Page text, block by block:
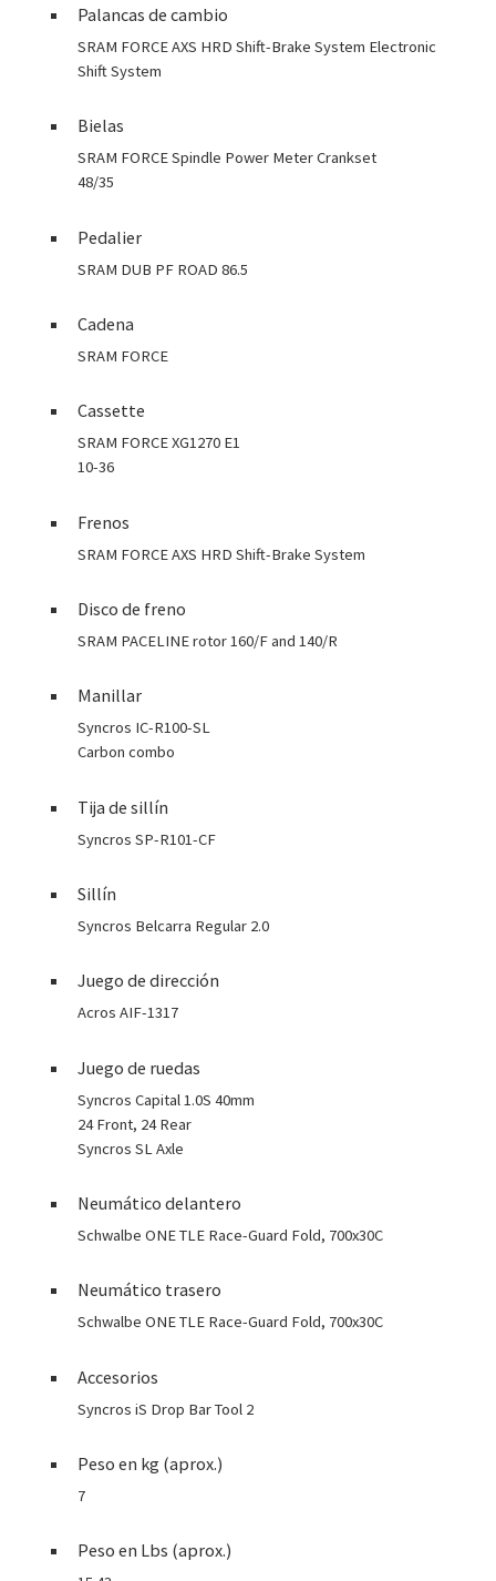
Palancas de cambio
SRAM FORCE AXS HRD Shift-Brake System Electronic
Shift System
Bielas
SRAM FORCE Spindle Power Meter Crankset
48/35
Pedalier
SRAM DUB PF ROAD 86.5
Cadena
SRAM FORCE
Cassette
SRAM FORCE XG1270 E1
10-36
Frenos
SRAM FORCE AXS HRD Shift-Brake System
Disco de freno
SRAM PACELINE rotor 160/F and 140/R
Manillar
Syncros IC-R100-SL
Carbon combo
Tija de sillín
Syncros SP-R101-CF
Sillín
Syncros Belcarra Regular 2.0
Juego de dirección
Acros AIF-1317
Juego de ruedas
Syncros Capital 1.0S 40mm
24 Front, 24 Rear
Syncros SL Axle
Neumático delantero
Schwalbe ONE TLE Race-Guard Fold, 700x30C
Neumático trasero
Schwalbe ONE TLE Race-Guard Fold, 700x30C
Accesorios
Syncros iS Drop Bar Tool 2
Peso en kg (aprox.)
7
Peso en Lbs (aprox.)